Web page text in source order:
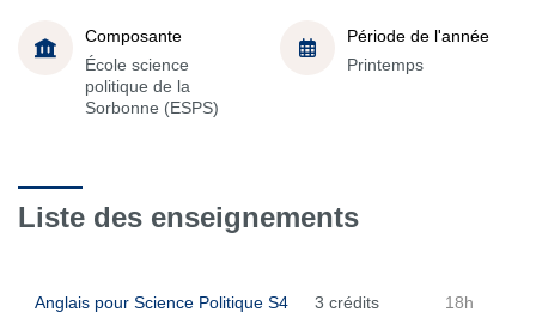
Composante
École science
politique de la
Sorbonne (ESPS)
Période de l'année
Printemps
Liste des enseignements
Anglais pour Science Politique S4 3 crédits 18h